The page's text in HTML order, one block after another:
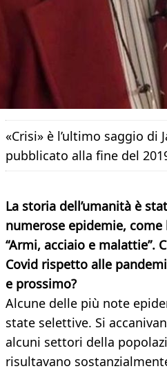
«Crisi» è l’ultimo saggio di
pubblicato alla fine del
La storia dell’umanità è
numerose epidemie,
“Armi, acciaio e malattie”.
Covid rispetto alle
e prossimo?
Alcune delle più note
state selettive. Si
alcuni settori della
risultavano